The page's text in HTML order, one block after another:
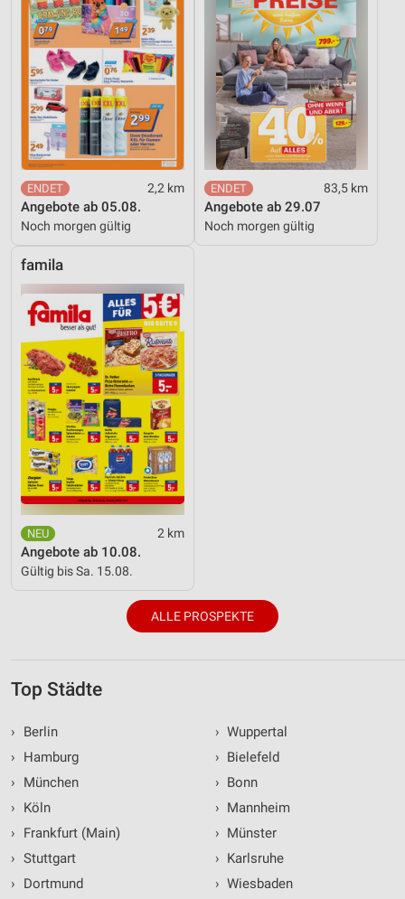
2,2 km
Angebote ab 05.08.
Noch morgen gültig
83,5 km
Angebote ab 29.07
Noch morgen gültig
famila
2 km
Angebote ab 10.08.
Gültig bis Sa. 15.08.
ALLE PROSPEKTE
Top Städte
›
Berlin
›
Hamburg
›
München
›
Köln
›
Frankfurt (Main)
› Stuttgart
›
Dortmund
› Wuppertal
› Bielefeld
› Bonn
› Mannheim
› Münster
› Karlsruhe
› Wiesbaden